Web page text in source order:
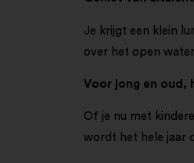
Je krijgt een klein
over het open
Voor jong en oud,
Of je nu met
wordt het hele jaar